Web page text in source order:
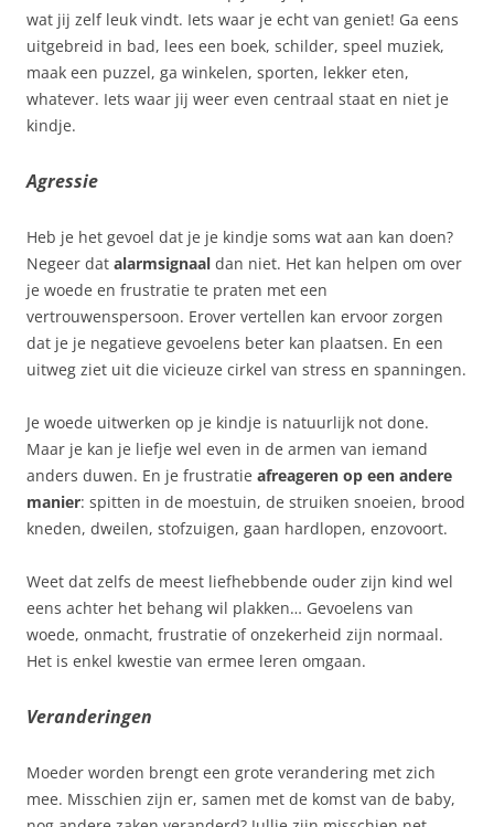
wat jij zelf leuk vindt. Iets waar je echt van geniet! Ga eens
uitgebreid in bad, lees een boek, schilder, speel muziek,
maak een puzzel, ga winkelen, sporten, lekker eten,
whatever. Iets waar jij weer even centraal staat en niet je
kindje.
Agressie
Heb je het gevoel dat je je kindje soms wat aan kan doen?
Negeer dat alarmsignaal dan niet. Het kan helpen om over
je woede en frustratie te praten met een
vertrouwenspersoon. Erover vertellen kan ervoor zorgen
dat je je negatieve gevoelens beter kan plaatsen. En een
uitweg ziet uit die vicieuze cirkel van stress en spanningen.
Je woede uitwerken op je kindje is natuurlijk not done.
Maar je kan je liefje wel even in de armen van iemand
anders duwen. En je frustratie afreageren op een andere
manier: spitten in de moestuin, de struiken snoeien, brood
kneden, dweilen, stofzuigen, gaan hardlopen, enzovoort.
Weet dat zelfs de meest liefhebbende ouder zijn kind wel
eens achter het behang wil plakken… Gevoelens van
woede, onmacht, frustratie of onzekerheid zijn normaal.
Het is enkel kwestie van ermee leren omgaan.
Veranderingen
Moeder worden brengt een grote verandering met zich
mee. Misschien zijn er, samen met de komst van de baby,